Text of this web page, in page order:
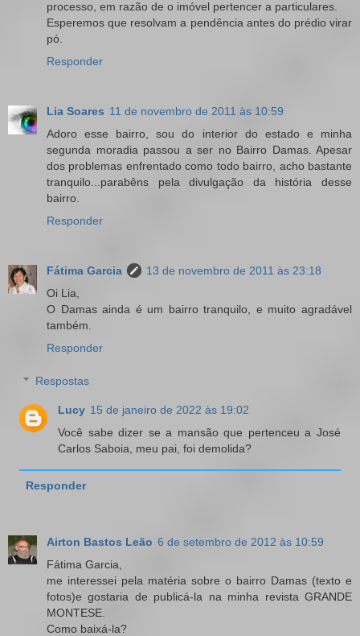
processo, em razão de o imóvel pertencer a particulares.
Esperemos que resolvam a pendência antes do prédio virar
pó.
Responder
Lia Soares 11 de novembro de 2011 às 10:59
Adoro esse bairro, sou do interior do estado e minha
segunda moradia passou a ser no Bairro Damas. Apesar
dos problemas enfrentado como todo bairro, acho bastante
tranquilo...parabêns pela divulgação da história desse
bairro.
Responder
Fátima Garcia
13 de novembro de 2011 às 23:18
Oi Lia,
O Damas ainda é um bairro tranquilo, e muito agradável
também.
Responder
Respostas
Lucy 15 de janeiro de 2022 às 19:02
Você sabe dizer se a mansão que pertenceu a José
Carlos Saboia, meu pai, foi demolida?
Responder
Airton Bastos Leão 6 de setembro de 2012 às 10:59
Fátima Garcia,
me interessei pela matéria sobre o bairro Damas (texto e
fotos)e gostaria de publicá-la na minha revista GRANDE
MONTESE.
Como baixá-la?